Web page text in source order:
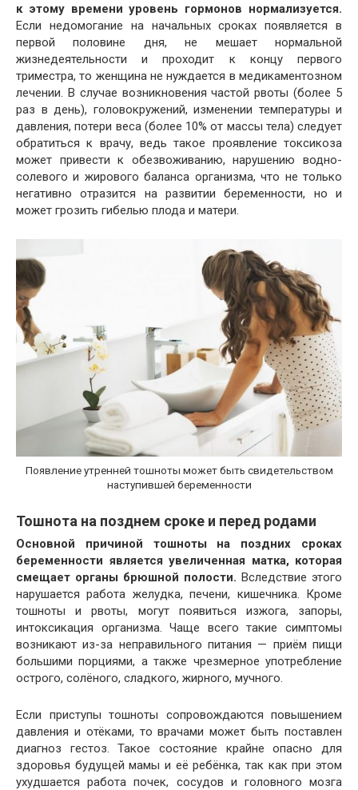
к этому времени уровень гормонов нормализуется.
Если недомогание на начальных сроках появляется в
первой половине дня, не мешает нормальной
жизнедеятельности и проходит к концу первого
триместра, то женщина не нуждается в медикаментозном
лечении. В случае возникновения частой рвоты (более 5
раз в день), головокружений, изменении температуры и
давления, потери веса (более 10% от массы тела) следует
обратиться к врачу, ведь такое проявление токсикоза
может привести к обезвоживанию, нарушению водно-
солевого и жирового баланса организма, что не только
негативно отразится на развитии беременности, но и
может грозить гибелью плода и матери.
Появление утренней тошноты может быть свидетельством
наступившей беременности
Тошнота на позднем сроке и перед родами
Основной причиной тошноты на поздних сроках
беременности является увеличенная матка, которая
смещает органы брюшной полости. Вследствие этого
нарушается работа желудка, печени, кишечника. Кроме
тошноты и рвоты, могут появиться изжога, запоры,
интоксикация организма. Чаще всего такие симптомы
возникают из-за неправильного питания — приём пищи
большими порциями, а также чрезмерное употребление
острого, солёного, сладкого, жирного, мучного.
Если приступы тошноты сопровождаются повышением
давления и отёками, то врачами может быть поставлен
диагноз гестоз. Такое состояние крайне опасно для
здоровья будущей мамы и её ребёнка, так как при этом
ухудшается работа почек, сосудов и головного мозга